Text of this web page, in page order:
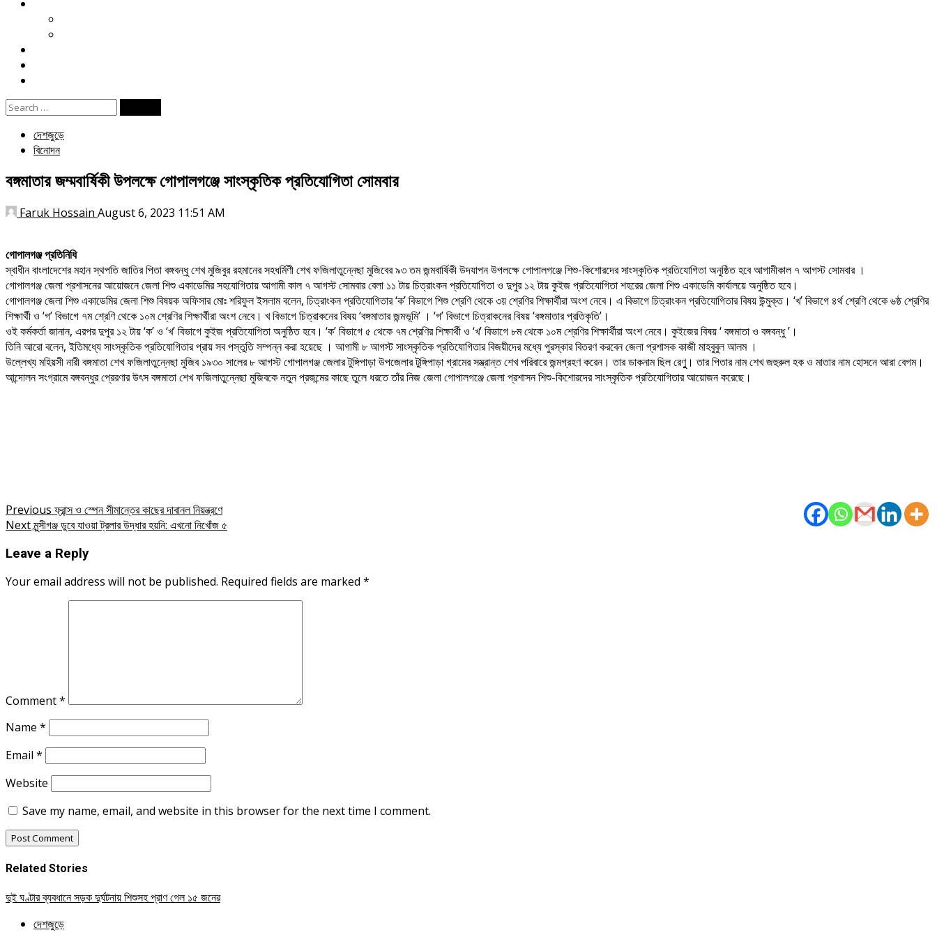
Search
দেশজুড়ে
বিনোদন
বঙ্গমাতার জম্মবার্ষিকী উপলক্ষে গোপালগঞ্জে সাংস্কৃতিক প্রতিযোগিতা সোমবার
Faruk Hossain August 6, 2023 11:51 AM
গোপালগঞ্জ প্রতিনিধি
স্বাধীন বাংলাদেশের মহান স্থপতি জাতির পিতা বঙ্গবন্ধু শেখ মুজিবুর রহমানের সহধর্মিণী শেখ ফজিলাতুন্নেছা মুজিবের ৯৩ তম জন্মবার্ষিকী উদযাপন উপলক্ষে গোপালগঞ্জে শিশু-কিশোরদের সাংস্কৃতিক প্রতিযোগিতা অনুষ্ঠিত হবে আগামীকাল ৭ আগস্ট সোমবার ।
গোপালগঞ্জ জেলা প্রশাসনের আয়োজনে জেলা শিশু একাডেমির সহযোগিতায় আগামী কাল ৭ আগস্ট সোমবার বেলা ১১ টায় চিত্রাংকন প্রতিযোগিতা ও দুপুর ১২ টায় কুইজ প্রতিযোগিতা শহরের জেলা শিশু একাডেমি কার্যালয়ে অনুষ্ঠিত হবে।
গোপালগঞ্জ জেলা শিশু একাডেমির জেলা শিশু বিষয়ক অফিসার মোঃ শরিফুল ইসলাম বলেন, চিত্রাংকন প্রতিযোগিতার ‘ক’ বিভাগে শিশু শ্রেণি থেকে ৩য় শ্রেণির শিক্ষার্থীরা অংশ নেবে। এ বিভাগে চিত্রাংকন প্রতিযোগিতার বিষয় উন্মুক্ত। ‘খ’ বিভাগে ৪র্থ শ্রেণি থেকে ৬ষ্ঠ শ্রেণির
শিক্ষার্থী ও ‘গ’ বিভাগে ৭ম শ্রেণি থেকে ১০ম শ্রেণির শিক্ষার্থীরা অংশ নেবে। খ বিভাগে চিত্রাকনের বিষয় ‘বঙ্গমাতার জন্মভূমি’ । ‘গ’ বিভাগে চিত্রাকনের বিষয় ‘বঙ্গমাতার প্রতিকৃতি’।
ওই কর্মকর্তা জানান, এরপর দুপুর ১২ টায় ‘ক’ ও ‘খ’ বিভাগে কুইজ প্রতিযোগিতা অনুষ্ঠিত হবে। ‘ক’ বিভাগে ৫ থেকে ৭ম শ্রেণির শিক্ষার্থী ও ‘খ’ বিভাগে ৮ম থেকে ১০ম শ্রেণির শিক্ষার্থীরা অংশ নেবে। কুইজের বিষয় ‘ বঙ্গমাতা ও বঙ্গবন্ধু ’।
তিনি আরো বলেন, ইতিমধ্যে সাংস্কৃতিক প্রতিযোগিতার প্রায় সব পস্তুতি সম্পন্ন করা হয়েছে । আগামী ৮ আগস্ট সাংস্কৃতিক প্রতিযোগিতার বিজয়ীদের মধ্যে পুরস্কার বিতরণ করবেন জেলা প্রশাসক কাজী মাহবুবুল আলম ।
উল্লেখ্য মহিয়সী নারী বঙ্গমাতা শেখ ফজিলাতুন্নেছা মুজিব ১৯৩০ সালের ৮ আগস্ট গোপালগঞ্জ জেলার টুঙ্গিপাড়া উপজেলার টুঙ্গিপাড়া গ্রামের সম্ভ্রান্ত শেখ পরিবারে জন্মগ্রহণ করেন। তার ডাকনাম ছিল রেণুু। তার পিতার নাম শেখ জহুরুল হক ও মাতার নাম হোসনে আরা বেগম।
আন্দোলন সংগ্রামে বঙ্গবন্ধুর প্রেরণার উৎস বঙ্গমাতা শেখ ফজিলাতুন্নেছা মুজিবকে নতুন প্রজন্মের কাছে তুলে ধরতে তাঁর নিজ জেলা গোপালগঞ্জে জেলা প্রশাসন শিশু-কিশোরদের সাংস্কৃতিক প্রতিযোগিতার আয়োজন করেছে।
Post
navigation
Previousফ্রান্স ও স্পেন সীমান্তের কাছের দাবানল নিয়ন্ত্রণে
Nextমুন্সীগঞ্জ ডুবে যাওয়া ট্রলার উদ্ধার হয়নি: এখনো নিখোঁজ ৫
Leave a Reply
Your email address will not be published. Required fields are marked *
Comment*
Name *
Email *
Website
Save my name, email, and website in this browser for the next time I comment.
Related Stories
দুই ঘণ্টার ব্যবধানে সড়ক দুর্ঘটনায় শিশুসহ প্রাণ গেল ১৫ জনের
দেশজুড়ে